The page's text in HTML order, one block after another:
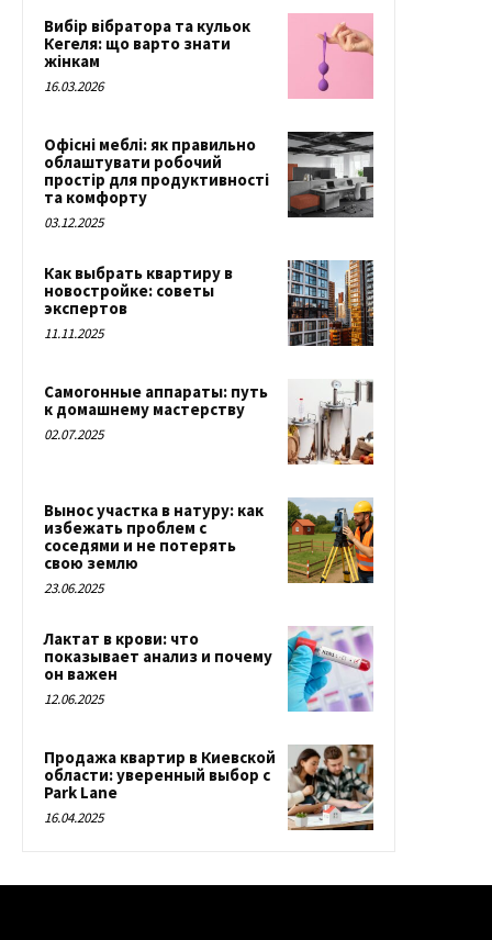
Вибір вібратора та кульок
Кегеля: що варто знати
жінкам
16.03.2026
Офісні меблі: як правильно
облаштувати робочий
простір для продуктивності
та комфорту
03.12.2025
Как выбрать квартиру в
новостройке: советы
экспертов
11.11.2025
Самогонные аппараты: путь
к домашнему мастерству
02.07.2025
Вынос участка в натуру: как
избежать проблем с
соседями и не потерять
свою землю
23.06.2025
Лактат в крови: что
показывает анализ и почему
он важен
12.06.2025
Продажа квартир в Киевской
области: уверенный выбор с
Park Lane
16.04.2025